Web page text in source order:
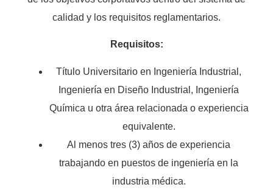
calidad y los requisitos reglamentarios.
Requisitos:
Título Universitario en Ingeniería Industrial,
Ingeniería en Diseño Industrial, Ingeniería
Química u otra área relacionada o experiencia
equivalente.
Al menos tres (3) años de experiencia
trabajando en puestos de ingeniería en la
industria médica.